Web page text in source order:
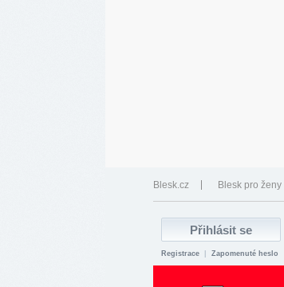
Blesk.cz Blesk pro ženy
Registrace Zapomenuté heslo